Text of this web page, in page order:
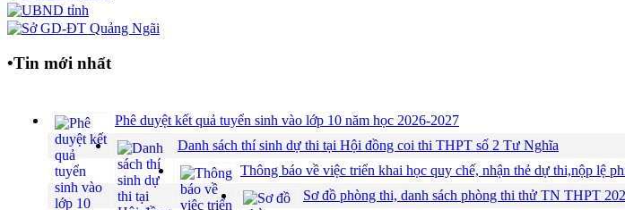
•Tin mới nhất
Phê duyệt kết quả tuyển sinh vào lớp 10 năm học 2026-2027
Danh sách thí sinh dự thi tại Hội đồng coi thi THPT số 2 Tư Nghĩa
Thông báo về việc triển khai học quy chế, nhận thẻ dự thi,nộp lệ
Sơ đồ phòng thi, danh sách phòng thi thử TN THPT